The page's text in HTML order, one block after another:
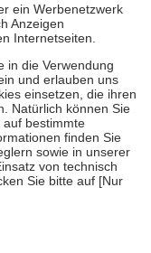
eigene Gesundheit zu
zu unterstützen,
18. Lebensjahr
die von der